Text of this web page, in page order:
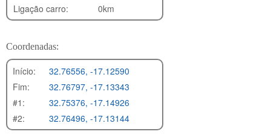
Ligação carro:
0km
Coordenadas:
Início:
32.76556, -17.12590
Fim:
32.76797, -17.13343
#1:
32.75376, -17.14926
#2:
32.76496, -17.13144